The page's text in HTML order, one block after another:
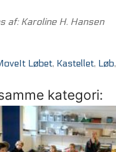
af: Karoline H. Hansen
Løbet, Kastellet, Løb,
kategori: